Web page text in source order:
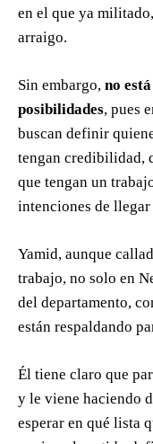
en el que ya
arraigo.
Sin embargo, no
posibilidades, pues
buscan definir
tengan credibilidad,
que tengan un
intenciones de
Yamid, aunque
trabajo, no solo en
del departamento,
están respaldando
Él tiene claro que
y le viene haciendo
esperar en qué lista